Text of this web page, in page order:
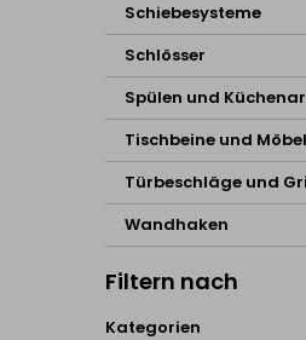
Schiebesysteme
Schlösser
Spülen und
Tischbeine und
Türbeschläge und
Wandhaken
Filtern nach
Kategorien